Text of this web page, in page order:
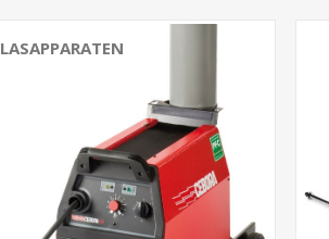
LASAPPARATEN